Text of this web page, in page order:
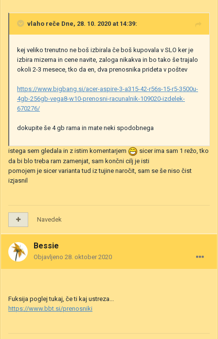
vlaho reče Dne, 28. 10. 2020 at 14:39:
kej veliko trenutno ne boš izbirala če boš kupovala v SLO ker je
izbira mizerna in cene navite, zaloga nikakva in bo tako še trajalo
okoli 2-3 mesece, tko da en, dva prenosnika prideta v poštev
https://www.bigbang.si/acer-aspire-3-a315-42-r56s-15-r5-3500u-
4gb-256gb-vega8-w10-prenosni-racunalnik-109020-izdelek-
670276/
dokupite še 4 gb rama in mate neki spodobnega
istega sem gledala in z istim komentarjem
sicer ima sam 1 režo, tko
da bi blo treba ram zamenjat, sam končni cilj je isti
pomojem je sicer varianta tud iz tujine naročit, sam se še niso čist
izjasnil
Navedek
Bessie
Objavljeno 28. oktober 2020
Fuksija poglej tukaj, če ti kaj ustreza...
https://www.bbt.si/prenosniki